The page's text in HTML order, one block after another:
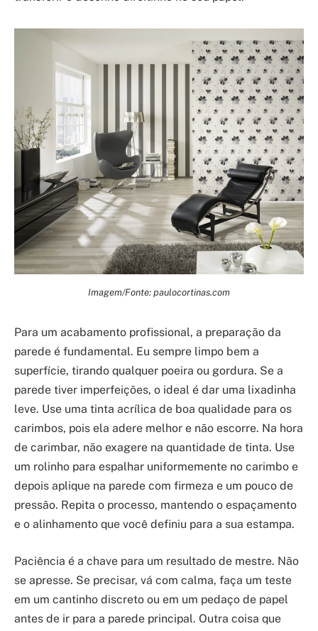
Imagem/Fonte: paulocortinas.com
Para um acabamento profissional, a preparação da
parede é fundamental. Eu sempre limpo bem a
superfície, tirando qualquer poeira ou gordura. Se a
parede tiver imperfeições, o ideal é dar uma lixadinha
leve. Use uma tinta acrílica de boa qualidade para os
carimbos, pois ela adere melhor e não escorre. Na hora
de carimbar, não exagere na quantidade de tinta. Use
um rolinho para espalhar uniformemente no carimbo e
depois aplique na parede com firmeza e um pouco de
pressão. Repita o processo, mantendo o espaçamento
e o alinhamento que você definiu para a sua estampa.
Paciência é a chave para um resultado de mestre. Não
se apresse. Se precisar, vá com calma, faça um teste
em um cantinho discreto ou em um pedaço de papel
antes de ir para a parede principal. Outra coisa que